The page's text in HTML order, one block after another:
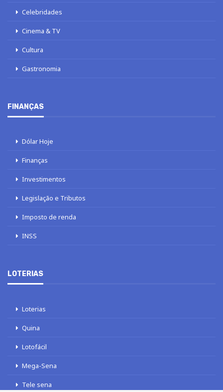
Celebridades
Cinema & TV
Cultura
Gastronomia
FINANÇAS
Dólar Hoje
Finanças
Investimentos
Legislação e Tributos
Imposto de renda
INSS
LOTERIAS
Loterias
Quina
Lotofácil
Mega-Sena
Tele sena